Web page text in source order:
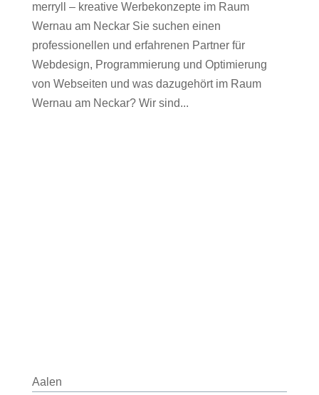
merryll – kreative Werbekonzepte im Raum
Wernau am Neckar Sie suchen einen
professionellen und erfahrenen Partner für
Webdesign, Programmierung und Optimierung
von Webseiten und was dazugehört im Raum
Wernau am Neckar? Wir sind...
Aalen